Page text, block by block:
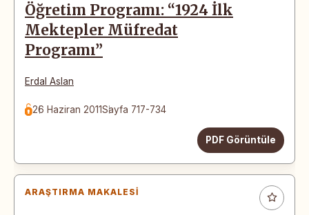
Öğretim Programı: “1924 İlk
Mektepler Müfredat
Programı”
Erdal Aslan
26 Haziran 2011Sayfa 717-734
PDF Görüntüle
ARAŞTIRMA MAKALESI